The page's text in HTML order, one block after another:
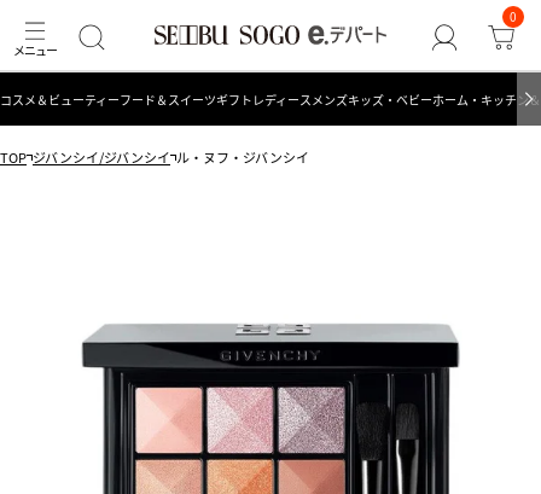
0
コスメ＆ビューティーフード＆スイーツギフト レディース メンズキッズ・ベビーホーム・キッチン
TOP ジバンシイ/ジバンシイ ル・ヌフ・ジバンシイ